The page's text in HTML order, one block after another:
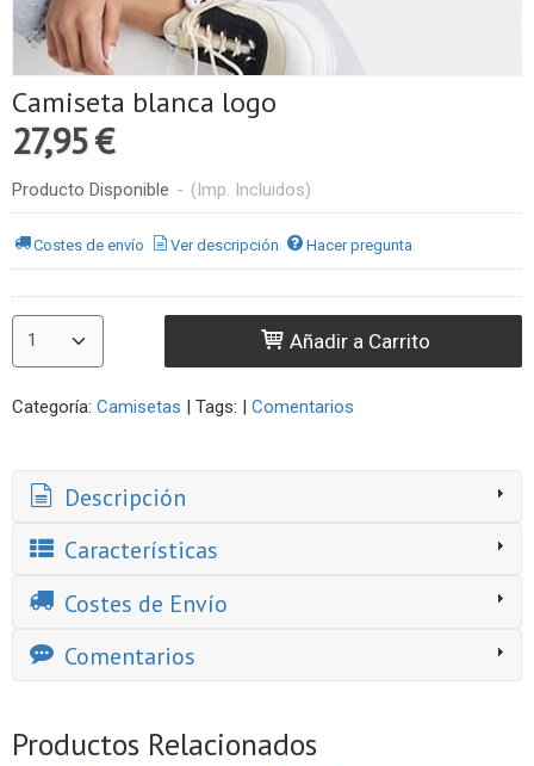
Camiseta blanca logo
27,95 €
Producto Disponible - (Imp. Incluidos)
Costes de envío Ver descripción Hacer pregunta
Añadir a Carrito
Categoría: Camisetas | Tags: | Comentarios
Descripción
Características
Costes de Envío
Comentarios
Productos Relacionados